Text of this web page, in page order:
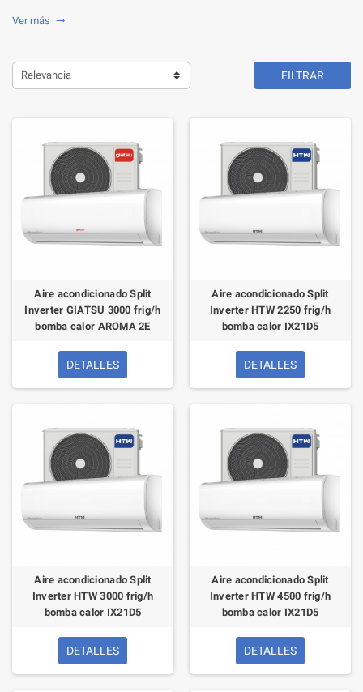
Ver más 
Relevancia FILTRAR
Aire acondicionado Split
Inverter GIATSU 3000 frig/h
bomba calor AROMA 2E
DETALLES
Aire acondicionado Split
Inverter HTW 2250 frig/h
bomba calor IX21D5
DETALLES
Aire acondicionado Split
Inverter HTW 3000 frig/h
bomba calor IX21D5
DETALLES
Aire acondicionado Split
Inverter HTW 4500 frig/h
bomba calor IX21D5
DETALLES